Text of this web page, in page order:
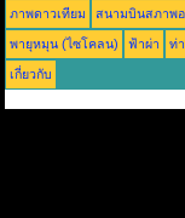
ภาพดาวเทียม สนามบินสภาพ
พายุหมุน (ไซโคลน) ฟ้าผ่า ท่
เกี่ยวกับ